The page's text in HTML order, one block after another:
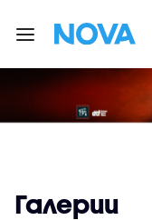
Галерии